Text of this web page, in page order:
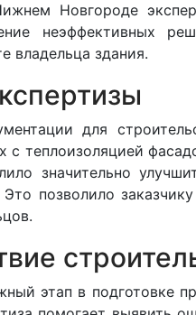
Новгороде
неэффективных
владельца здания.
для
теплоизоляцией
значительно
позволило
этап в подготовке